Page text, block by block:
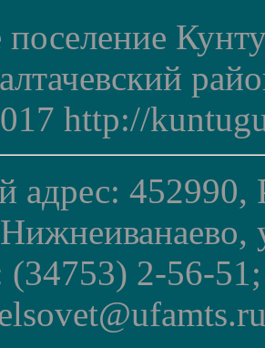
поселение
http://
адрес: 452990,
(34753) 2-56-